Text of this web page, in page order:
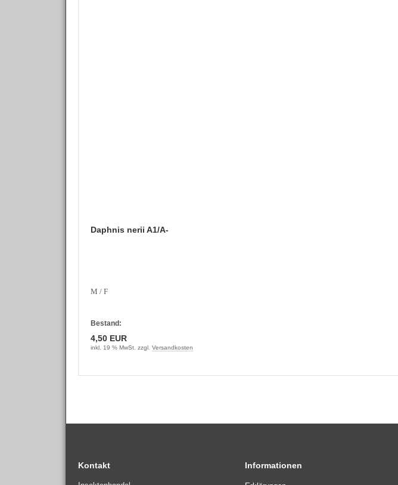
Daphnis nerii A1/A-
M / F
Bestand:
4,50 EUR
inkl. 19 % MwSt. zzgl. Versandkosten
Kontakt Informationen